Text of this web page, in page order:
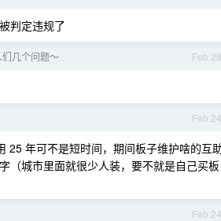
判定违规了
Feb 28
几个问题～
Feb 24
25 年可不是短时间，期间板子维护啥的互
（城市里面就很少人装，要不就是自己买板
Feb 24